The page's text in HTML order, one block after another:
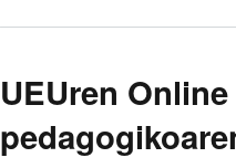
UEUren